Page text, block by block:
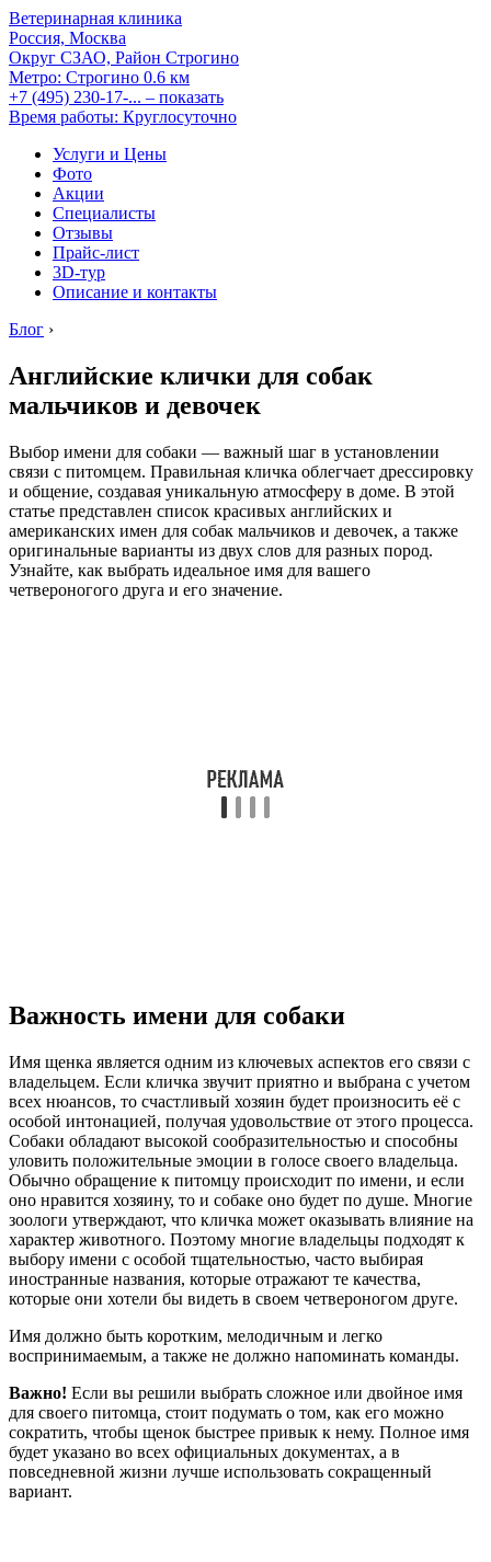
Ветеринарная клиника
Россия, Москва
Округ СЗАО, Район Строгино
Метро: Строгино 0.6 км
+7 (495) 230-17-... – показать
Время работы: Круглосуточно
Услуги и Цены
Фото
Акции
Специалисты
Отзывы
Прайс-лист
3D-тур
Описание и контакты
Блог ›
Английские клички для собак
мальчиков и девочек
Выбор имени для собаки — важный шаг в установлении
связи с питомцем. Правильная кличка облегчает дрессировку
и общение, создавая уникальную атмосферу в доме. В этой
статье представлен список красивых английских и
американских имен для собак мальчиков и девочек, а также
оригинальные варианты из двух слов для разных пород.
Узнайте, как выбрать идеальное имя для вашего
четвероногого друга и его значение.
Важность имени для собаки
Имя щенка является одним из ключевых аспектов его связи с
владельцем. Если кличка звучит приятно и выбрана с учетом
всех нюансов, то счастливый хозяин будет произносить её с
особой интонацией, получая удовольствие от этого процесса.
Собаки обладают высокой сообразительностью и способны
уловить положительные эмоции в голосе своего владельца.
Обычно обращение к питомцу происходит по имени, и если
оно нравится хозяину, то и собаке оно будет по душе. Многие
зоологи утверждают, что кличка может оказывать влияние на
характер животного. Поэтому многие владельцы подходят к
выбору имени с особой тщательностью, часто выбирая
иностранные названия, которые отражают те качества,
которые они хотели бы видеть в своем четвероногом друге.
Имя должно быть коротким, мелодичным и легко
воспринимаемым, а также не должно напоминать команды.
Важно! Если вы решили выбрать сложное или двойное имя
для своего питомца, стоит подумать о том, как его можно
сократить, чтобы щенок быстрее привык к нему. Полное имя
будет указано во всех официальных документах, а в
повседневной жизни лучше использовать сокращенный
вариант.